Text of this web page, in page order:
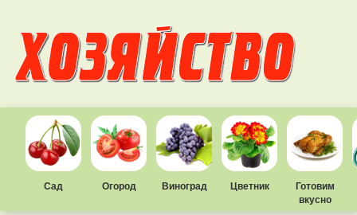
Сад Огород Виноград Цветник
Готовим
вкусно